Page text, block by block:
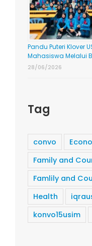
Pandu Puteri Klover
Mahasiswa Melalui
28/06/2026
Tag
convo
Family and
Famlily and
Health
konvo15usim